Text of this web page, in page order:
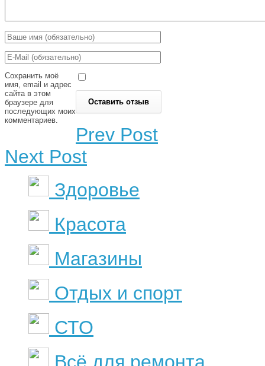
Сохранить моё
имя, email и адрес
сайта в этом
браузере для
последующих моих
комментариев.
Prev Post
Next Post
Здоровье
Красота
Магазины
Отдых и спорт
СТО
Всё для ремонта